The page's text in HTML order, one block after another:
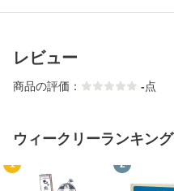
レビュー
商品の評価： -点
ウィークリーランキング
1 2